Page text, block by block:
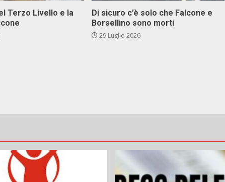
Terzo Livello e la
Di sicuro c’è solo che Falcone e
Borsellino sono morti
29 Luglio 2026